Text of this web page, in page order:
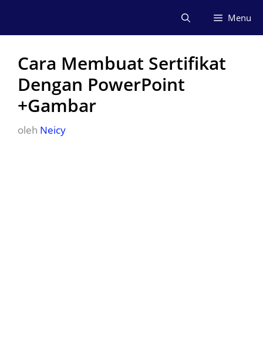
isi
Menu
Cara Membuat Sertifikat
Dengan PowerPoint
+Gambar
oleh Neicy